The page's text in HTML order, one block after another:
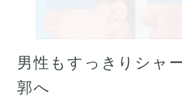
男性もすっきりシャ
郭へ